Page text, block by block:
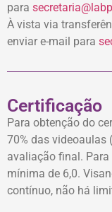
para
À vista via
enviar e-mail para
Certificação
Para obtenção do
70% das videoaulas
avaliação final.
mínima de 6,0.
contínuo, não há